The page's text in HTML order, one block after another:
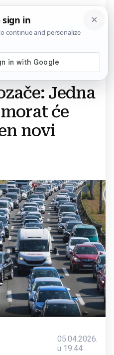
i strože
Jedna
će
novi
05.04.2026.
u 19:44